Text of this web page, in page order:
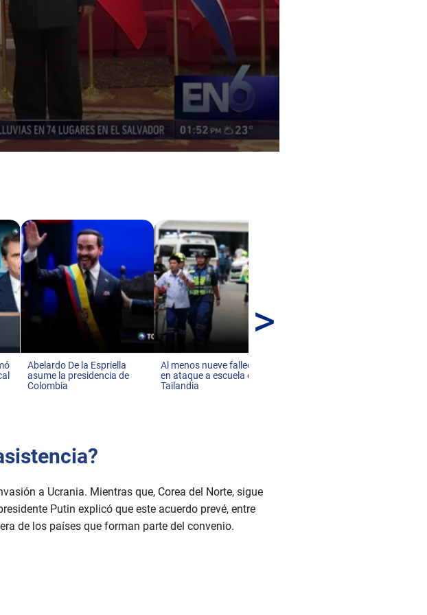
Abelardo De la Espriella
asume la presidencia de
Colombia
Al menos nueve fallecidos
en ataque a escuela en
Tailandia
>
a Ucrania. Mientras que, Corea del Norte, sigue
Putin explicó que este acuerdo prevé, entre
de los países que forman parte del convenio.